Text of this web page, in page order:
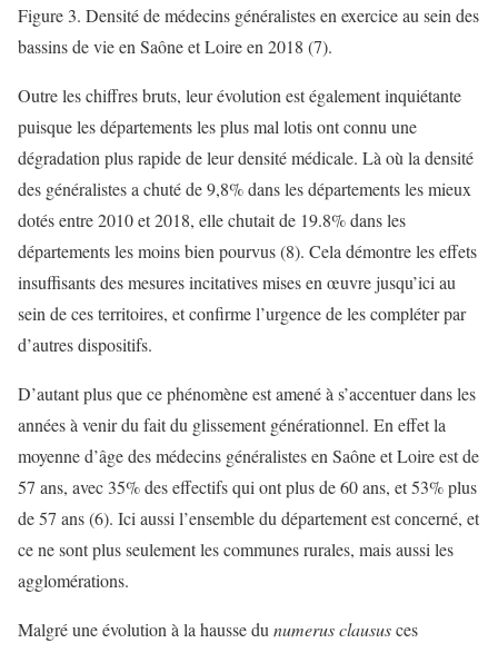
Figure 3. Densité de médecins généralistes en exercice au sein des
bassins de vie en Saône et Loire en 2018 (7).
Outre les chiffres bruts, leur évolution est également inquiétante
puisque les départements les plus mal lotis ont connu une
dégradation plus rapide de leur densité médicale. Là où la densité
des généralistes a chuté de 9,8% dans les départements les mieux
dotés entre 2010 et 2018, elle chutait de 19.8% dans les
départements les moins bien pourvus (8). Cela démontre les effets
insuffisants des mesures incitatives mises en œuvre jusqu’ici au
sein de ces territoires, et confirme l’urgence de les compléter par
d’autres dispositifs.
D’autant plus que ce phénomène est amené à s’accentuer dans les
années à venir du fait du glissement générationnel. En effet la
moyenne d’âge des médecins généralistes en Saône et Loire est de
57 ans, avec 35% des effectifs qui ont plus de 60 ans, et 53% plus
de 57 ans (6). Ici aussi l’ensemble du département est concerné, et
ce ne sont plus seulement les communes rurales, mais aussi les
agglomérations.
Malgré une évolution à la hausse du numerus claususces